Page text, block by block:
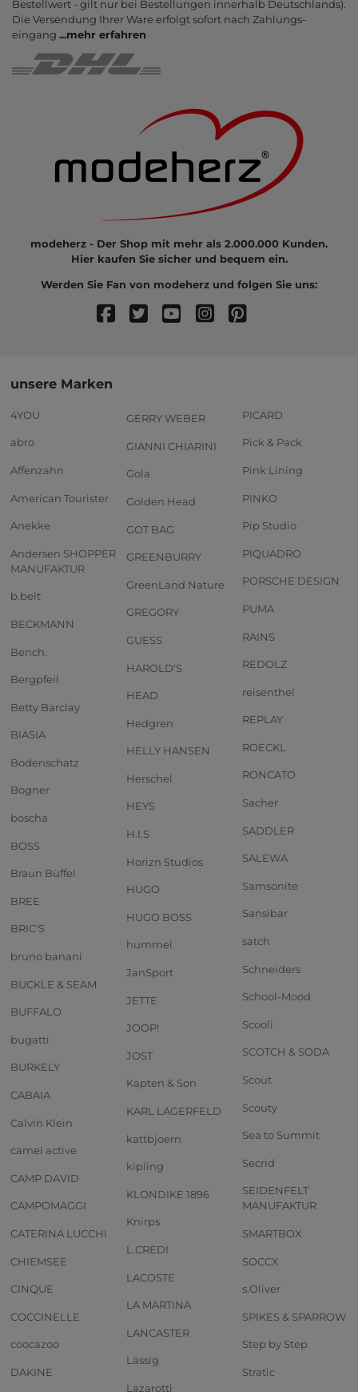
Bestell­wert - gilt nur bei Bestel­lungen inner­halb Deutsch­lands).
Die Ver­sendung Ihrer Ware er­folgt sofort nach Zahlungs­
eingang ...mehr erfahren
modeherz - Der Shop mit mehr als 2.000.000 Kunden.
Hier kaufen Sie sicher und bequem ein.
Werden Sie Fan von modeherz und folgen Sie uns:
unsere Marken
4YOU
abro
Affenzahn
American Tourister
Anekke
Andersen SHOPPER
MANUFAKTUR
b.belt
BECKMANN
Bench.
Bergpfeil
Betty Barclay
BIASIA
Bodenschatz
Bogner
boscha
BOSS
Braun Büffel
BREE
BRIC'S
bruno banani
BUCKLE & SEAM
BUFFALO
bugatti
BURKELY
CABAIA
Calvin Klein
camel active
CAMP DAVID
CAMPOMAGGI
CATERINA LUCCHI
CHIEMSEE
CINQUE
COCCINELLE
coocazoo
DAKINE
GERRY WEBER
GIANNI CHIARINI
Gola
Golden Head
GOT BAG
GREENBURRY
GreenLand Nature
GREGORY
GUESS
HAROLD'S
HEAD
Hedgren
HELLY HANSEN
Herschel
HEYS
H.I.S
Horizn Studios
HUGO
HUGO BOSS
hummel
JanSport
JETTE
JOOP!
JOST
Kapten & Son
KARL LAGERFELD
kattbjoern
kipling
KLONDIKE 1896
Knirps
L.CREDI
LACOSTE
LA MARTINA
LANCASTER
Lässig
Lazarotti
PICARD
Pick & Pack
Pink Lining
PINKO
Pip Studio
PIQUADRO
PORSCHE DESIGN
PUMA
RAINS
REDOLZ
reisenthel
REPLAY
ROECKL
RONCATO
Sacher
SADDLER
SALEWA
Samsonite
Sansibar
satch
Schneiders
School-Mood
Scooli
SCOTCH & SODA
Scout
Scouty
Sea to Summit
Secrid
SEIDENFELT
MANUFAKTUR
SMARTBOX
SOCCX
s.Oliver
SPIKES & SPARROW
Step by Step
Stratic